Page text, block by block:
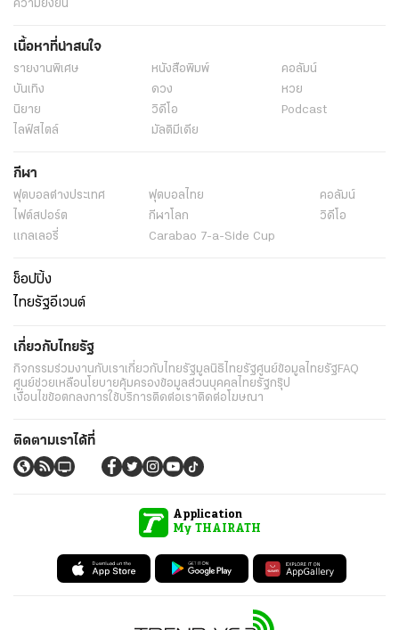
ความยั่งยืน
เนื้อหาที่น่าสนใจ
รายงานพิเศษ หนังสือพิมพ์
คอลัมน์
บันเทิง
ดวง
หวย
นิยาย
วิดีโอ
Podcast
ไลฟ์สไตล์
มัลติมีเดีย
กีฬา
ฟุตบอลต่่างประเทศ ฟุตบอลไทย
คอลัมน์
ไฟต์สปอร์ต
กีฬาโลก
วิดีโอ
แกลเลอรี่
Carabao 7-a-Side Cup
ช็อปปิ้ง
ไทยรัฐอีเวนต์
เกี่ยวกับไทยรัฐ
กิจกรรมร่วมงานกับเราเกี่ยวกับไทยรัฐมูลนิธิไทยรัฐศูนย์ข้อมูลไทยรัฐFAQ
ศูนย์ช่วยเหลือนโยบายคุ้มครองข้อมูลส่วนบุคคลไทยรัฐกรุ๊ป
เงื่อนไขข้อตกลงการใช้บริการติดต่อเราติดต่อโฆษณา
ติดตามเราได้ที่
Application
My THAIRATH